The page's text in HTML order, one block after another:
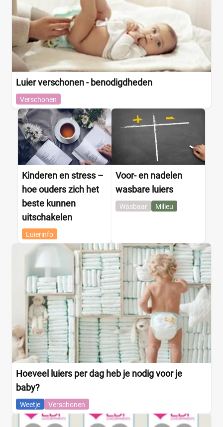
Luier verschonen - benodigdheden
Verschonen
Kinderen en stress –
hoe ouders zich het
beste kunnen
uitschakelen
Luierinfo
Voor- en nadelen
wasbare luiers
Wasbaar Milieu
Hoeveel luiers per dag heb je nodig voor je
baby?
Weetje Verschonen